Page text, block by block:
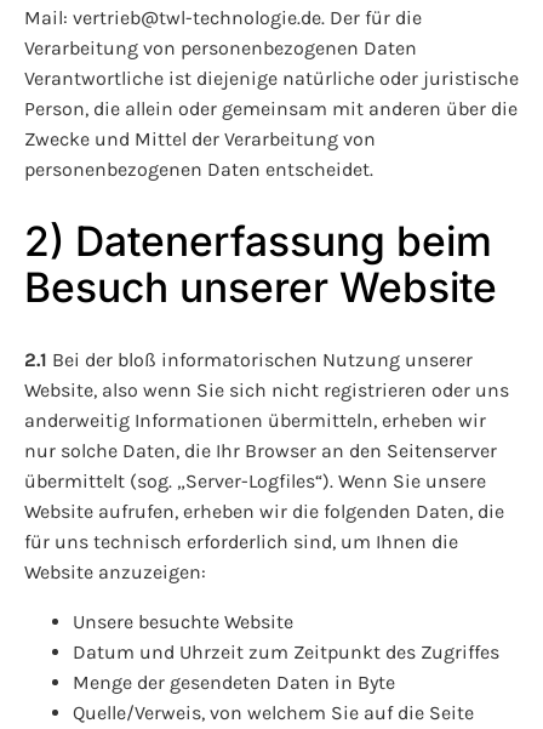
Mail: vertrieb@twl-technologie.de. Der für die
Verarbeitung von personenbezogenen Daten
Verantwortliche ist diejenige natürliche oder juristische
Person, die allein oder gemeinsam mit anderen über die
Zwecke und Mittel der Verarbeitung von
personenbezogenen Daten entscheidet.
2) Datenerfassung beim
Besuch unserer Website
2.1 Bei der bloß informatorischen Nutzung unserer
Website, also wenn Sie sich nicht registrieren oder uns
anderweitig Informationen übermitteln, erheben wir
nur solche Daten, die Ihr Browser an den Seitenserver
übermittelt (sog. „Server-Logfiles“). Wenn Sie unsere
Website aufrufen, erheben wir die folgenden Daten, die
für uns technisch erforderlich sind, um Ihnen die
Website anzuzeigen:
Unsere besuchte Website
Datum und Uhrzeit zum Zeitpunkt des Zugriffes
Menge der gesendeten Daten in Byte
Quelle/Verweis, von welchem Sie auf die Seite